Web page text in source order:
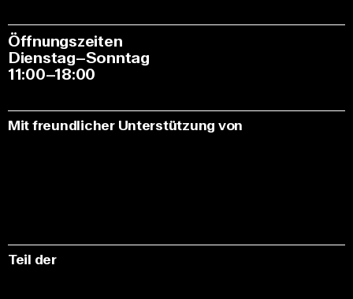
Öffnungszeiten
Dienstag–Sonntag
11:00–18:00
Mit freundlicher Unterstützung von
Teil der